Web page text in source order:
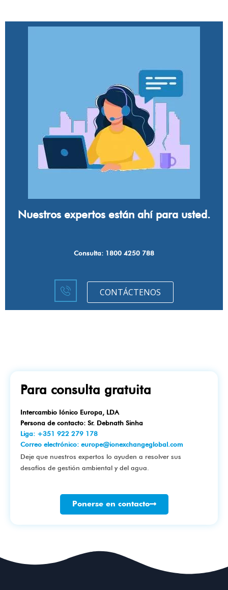
Nuestros expertos están ahí para usted.
Consulta: 1800 4250 788
CONTÁCTENOS
Para consulta gratuita
Intercambio Iónico Europa, LDA
Persona de contacto: Sr. Debnath Sinha
Liga: +351 922 279 178
Correo electrónico: europe@ionexchangeglobal.com
Deje que nuestros expertos lo ayuden a resolver sus
desafíos de gestión ambiental y del agua.
Ponerse en contacto